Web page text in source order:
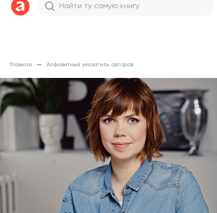
Главная Алфавитный указатель авторов